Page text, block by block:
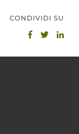
CONDIVIDI SU